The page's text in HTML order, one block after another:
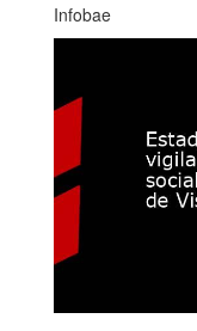
Infobae